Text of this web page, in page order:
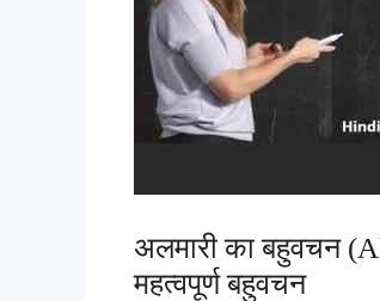
अलमारी का बहुवचन
महत्वपूर्ण बहुवचन